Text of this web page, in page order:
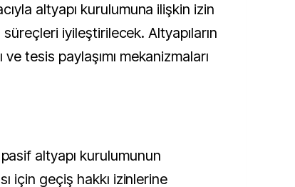
altyapı kurulumuna ilişkin izin
iyileştirilecek. Altyapıların
ve tesis paylaşımı mekanizmaları
altyapı kurulumunun
için geçiş hakkı izinlerine